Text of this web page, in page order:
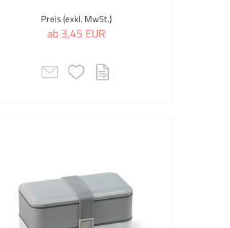
Preis (exkl. MwSt.)
ab 3,45 EUR